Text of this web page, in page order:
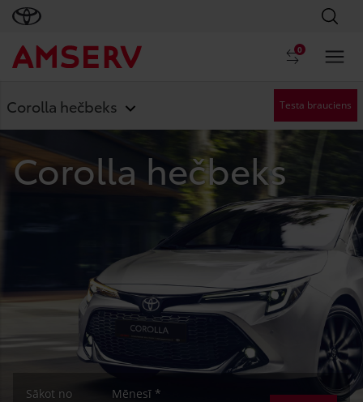
0
Corolla hečbeks Testa brauciens
Corolla hečbeks
Sākot no Mēnesī *